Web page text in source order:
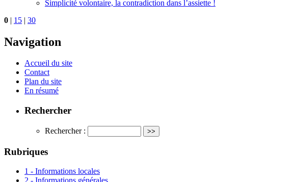
Simplicité volontaire, la contradiction dans l’assiette !
0 | 15 | 30
Navigation
Accueil du site
Contact
Plan du site
En résumé
Rechercher
Rechercher :
Rubriques
1 - Informations locales